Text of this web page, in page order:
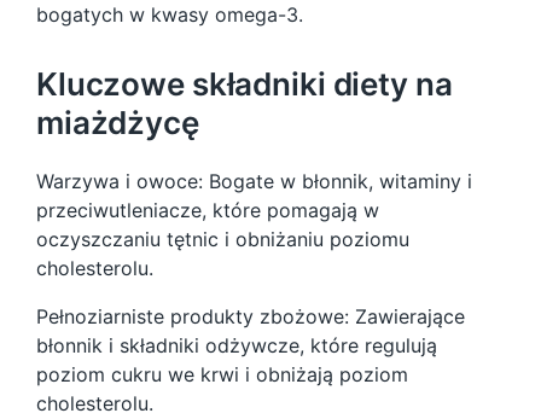
bogatych w kwasy omega-3.
Kluczowe składniki diety na
miażdżycę
Warzywa i owoce: Bogate w błonnik, witaminy i
przeciwutleniacze, które pomagają w
oczyszczaniu tętnic i obniżaniu poziomu
cholesterolu.
Pełnoziarniste produkty zbożowe: Zawierające
błonnik i składniki odżywcze, które regulują
poziom cukru we krwi i obniżają poziom
cholesterolu.